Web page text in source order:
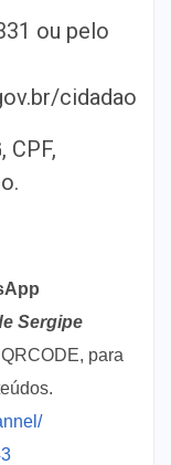
ou pelo
cidadao
CPF,
Sergipe
para